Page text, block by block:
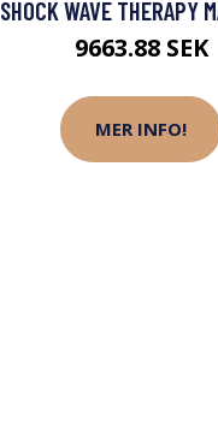
SHOCK WAVE THERAPY
9663.88 SEK
MER INFO!